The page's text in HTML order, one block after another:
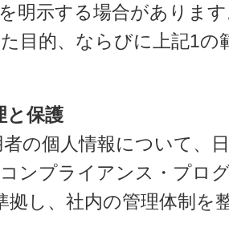
明示する場合がありま
目的、ならびに上記1の
と保護
の個人情報について、
ンプライアンス・プロ
拠し、社内の管理体制を